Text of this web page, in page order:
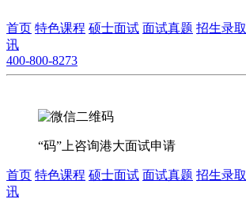
首页 特色课程 硕士面试 面试真题 招生录取
讯
400-800-8273
“码”上咨询港大面试申请
首页 特色课程 硕士面试 面试真题 招生录取
讯